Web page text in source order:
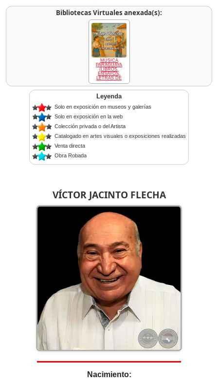
VÍCTOR JACINTO FLECHA
Nacimiento:
Bibliotecas Virtuales anexada(s):
MÚSICA
PARAGUAYA
(LIBROS,
ENSAYOS,
LETRAS DE
Leyenda
Solo en exposición en museos y galerías
Solo en exposición en la web
Colección privada o del Artista
Catalogado en artes visuales o exposiciones realizadas
Venta directa
Obra Robada